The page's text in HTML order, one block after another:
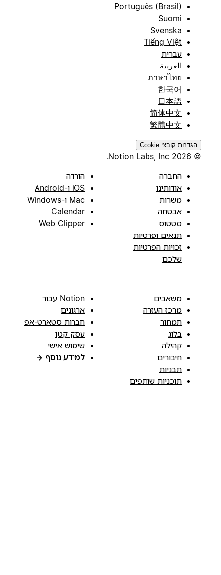
Português (Brasil)
Suomi
Svenska
Tiếng Việt
עברית
العربية
ภาษาไทย
한국어
日本語
简体中文
繁體中文
הגדרות קובצי Cookie
החברה
אודותינו
משרות
אבטחה
סטטוס
תנאים ופרטיות
זכויות הפרטיות
שלכם
הורדה
iOS ו-Android
Mac ו-Windows
Calendar
Web Clipper
משאבים
מרכז העזרה
תמחור
בלוג
קהילה
חיבורים
תבניות
תוכניות שותפים
Notion עבור
ארגונים
חברות סטארט-אפ
עסק קטן
שימוש אישי
למידע נוסף →